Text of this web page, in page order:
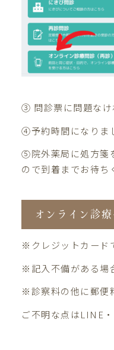
③ 問診票に問題なけ
④予約時間になりま
⑤院外薬局に処方箋
ので到着までお待ち
オンライン診
※クレジットカード
※記入不備がある場
※診察料の他に郵便
ご不明な点はLINE